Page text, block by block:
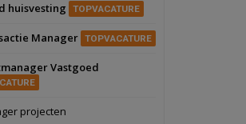
Oranje
2026
bedrijventerrein
huisvesting TOPVACATURE
Manager TOPVACATURE
Vastgoed
projecten